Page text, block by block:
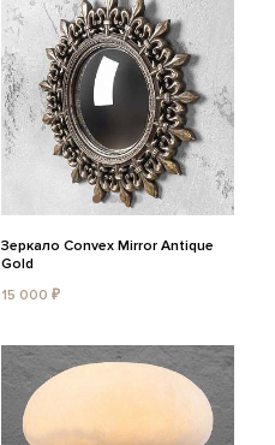
Зеркало Convex Mirror Antique
Gold
15 000 ₽